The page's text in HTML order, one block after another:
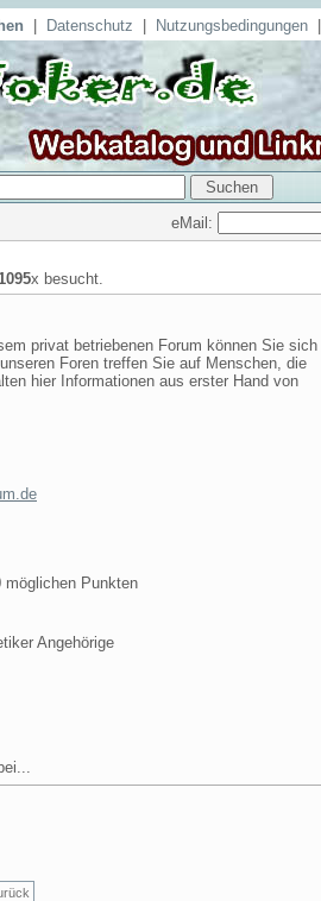
Datenschutz Nutzungsbedingungen
eMail:
x besucht.
privat betriebenen Forum können Sie sich
Foren treffen Sie auf Menschen, die
hier Informationen aus erster Hand von
Punkten
Angehörige